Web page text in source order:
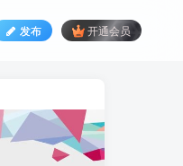
发布 开通会员